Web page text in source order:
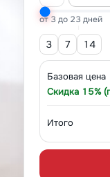
от 3 до 23 дней
3 7 14
Базовая цена
Скидка 15%
Итого